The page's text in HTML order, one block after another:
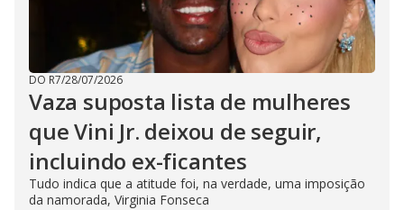
DO R7/28/07/2026
Vaza suposta lista de mulheres
que Vini Jr. deixou de seguir,
incluindo ex-ficantes
Tudo indica que a atitude foi, na verdade, uma imposição
da namorada, Virginia Fonseca